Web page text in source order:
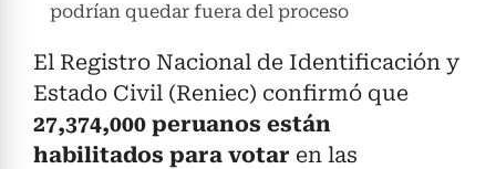
podrían quedar fuera del proceso
El Registro Nacional de Identificación y
Estado Civil (Reniec) confirmó que
27,374,000 peruanos están
habilitados para votar en las